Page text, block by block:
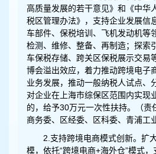
高质量发展的若干意见》和《中华
税区管理办法》，支持企业发展信
车部件、保税培训、飞机发动机等
检测、维修、整备、再制造；探索
车保税存储、跨关区保税展示交易
博会溢出效应，着力推动跨境电子
业务发展，推动一般纳税人试点、
对企业在上海市综保区范围内实现
的，给予30万元一次性扶持。（责
商务委、区经委、区科委、青浦工
2.支持跨境电商模式创新。扩
模，依托“跨境电商+海外仓”模式